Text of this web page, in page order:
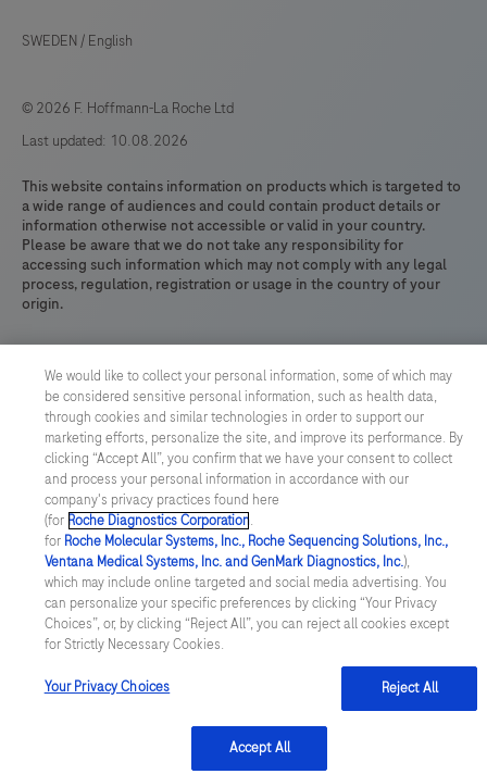
SWEDEN / English
© 2026 F. Hoffmann-La Roche Ltd
Last updated: 10.08.2026
This website contains information on products which is targeted to
a wide range of audiences and could contain product details or
information otherwise not accessible or valid in your country.
Please be aware that we do not take any responsibility for
accessing such information which may not comply with any legal
process, regulation, registration or usage in the country of your
origin.
We would like to collect your personal information, some of which may
be considered sensitive personal information, such as health data,
through cookies and similar technologies in order to support our
marketing efforts, personalize the site, and improve its performance. By
clicking “Accept All”, you confirm that we have your consent to collect
and process your personal information in accordance with our
company's privacy practices found here
(for Roche Diagnostics Corporation.
for Roche Molecular Systems, Inc., Roche Sequencing Solutions, Inc.,
Ventana Medical Systems, Inc. and GenMark Diagnostics, Inc.),
which may include online targeted and social media advertising. You
can personalize your specific preferences by clicking “Your Privacy
Choices”, or, by clicking “Reject All”, you can reject all cookies except
for Strictly Necessary Cookies.
Your Privacy Choices Reject All
Accept All